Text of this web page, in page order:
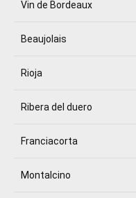
Vin de Bordeaux
Beaujolais
Rioja
Ribera del duero
Franciacorta
Montalcino